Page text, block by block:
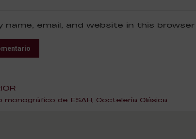
name, email, and website in this
monográfico de ESAH, Coctelería Clásica